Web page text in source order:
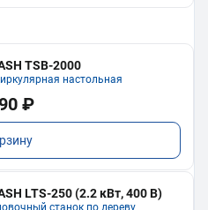
TSB-2000
настольная
₽
LTS-250 (2.2 кВт, 400 В)
станок по дереву